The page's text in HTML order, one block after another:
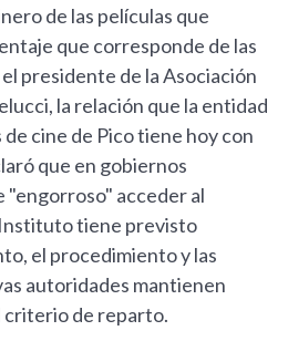
de las películas que
que corresponde de las
presidente de la Asociación
la relación que la entidad
cine de Pico tiene hoy con
que en gobiernos
acceder al
tiene previsto
el procedimiento y las
autoridades mantienen
de reparto.